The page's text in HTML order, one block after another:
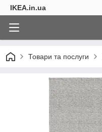
IKEA.in.ua
Товари та послуги